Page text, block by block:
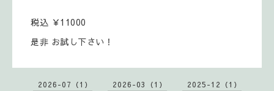
税込 ￥11000
是非 お試し下さい！
2026-07（1） 2026-03（1） 2025-12（1）